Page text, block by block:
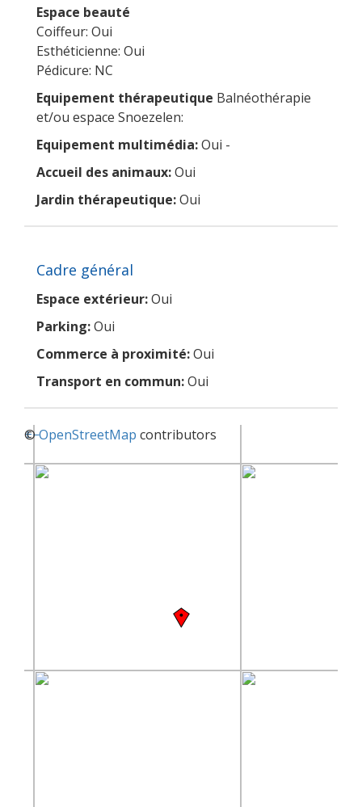
Espace beauté
Coiffeur: Oui
Esthéticienne: Oui
Pédicure: NC
Equipement thérapeutique Balnéothérapie
et/ou espace Snoezelen:
Equipement multimédia:Oui -
Accueil des animaux:Oui
Jardin thérapeutique:Oui
Cadre général
Espace extérieur:Oui
Parking:Oui
Commerce à proximité:Oui
Transport en commun:Oui
+−
©OpenStreetMap contributors